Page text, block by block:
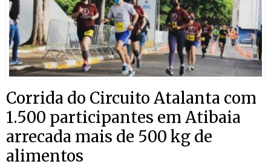
Corrida do Circuito Atalanta com
1.500 participantes em Atibaia
arrecada mais de 500 kg de
alimentos